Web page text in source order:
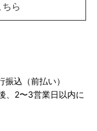
ら
込（前払い）
、2〜3営業日以内に